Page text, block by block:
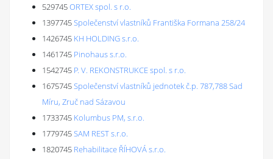
529745ORTEX spol. s r.o.
1397745Společenství vlastníků Františka Formana 258/24
1426745 KH HOLDING s.r.o.
1461745 Pinohaus s.r.o.
1542745 P. V. REKONSTRUKCE spol. s r.o.
1675745Společenství vlastníků jednotek č.p. 787,788 Sad
Míru, Zruč nad Sázavou
1733745 Kolumbus PM, s.r.o.
1779745SAM REST s.r.o.
1820745 Rehabilitace ŘÍHOVÁ s.r.o.